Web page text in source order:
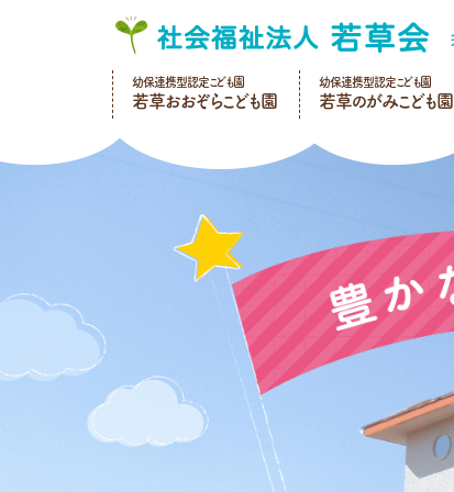
幼保連携型認定こども園
若草おおぞらこども園
幼保連携型認定こども園
若草のがみこども園